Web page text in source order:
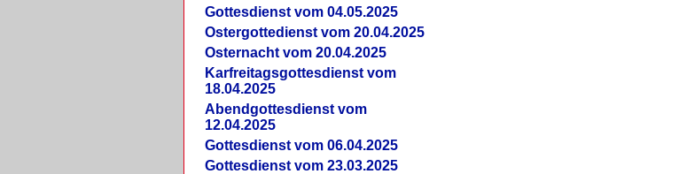
Gottesdienst vom 04.05.2025
Ostergottedienst vom 20.04.2025
Osternacht vom 20.04.2025
Karfreitagsgottesdienst vom
18.04.2025
Abendgottesdienst vom
12.04.2025
Gottesdienst vom 06.04.2025
Gottesdienst vom 23.03.2025